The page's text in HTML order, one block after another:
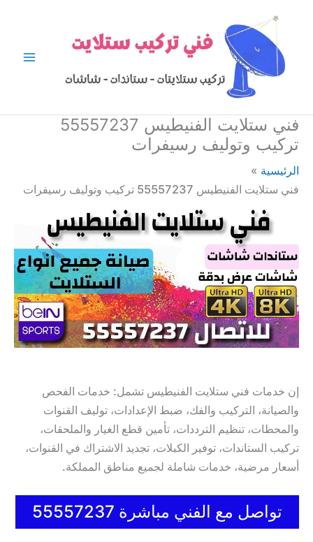
المحتوى
فني ستلايت الفنيطيس 55557237
تركيب وتوليف رسيفرات
الرئيسية
فني ستلايت الفنيطيس 55557237 تركيب وتوليف رسيفرات
إن خدمات فني ستلايت الفنيطيس تشمل: خدمات الفحص
والصيانة، التركيب والفك، ضبط الإعدادات، توليف القنوات
والمحطات، تنظيم الترددات، تأمين قطع الغيار والملحقات،
تركيب الستاندات، توفير الكبلات، تجديد الاشتراك في القنوات،
أسعار مرضية، خدمات شاملة لجميع مناطق المملكة.
تواصل مع الفني مباشرة 55557237